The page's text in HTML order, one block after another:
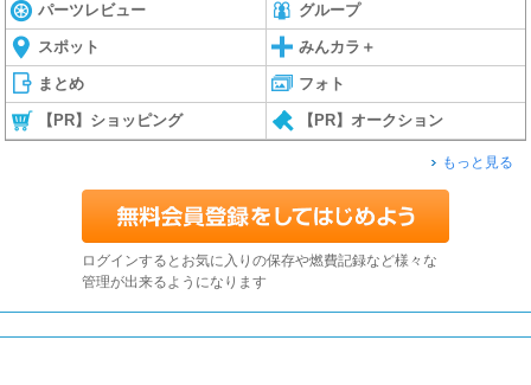
パーツレビュー グループ
スポット みんカラ＋
まとめ フォト
【PR】ショッピング 【PR】オークション
もっと見る
ログインするとお気に入りの保存や燃費記録など様々な
管理が出来るようになります